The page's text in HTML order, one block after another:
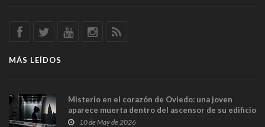
MÁS LEÍDOS
Misterio en el corazón de Oviedo: una joven
aparece muerta dentro del ascensor de su edificio
y las cámaras captan sus últimos minutos
10 de May de 2026